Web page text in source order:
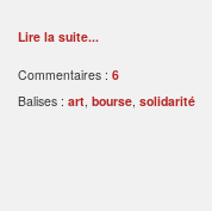
Lire la suite...
Commentaires : 6
Balises : art bourse solidarité